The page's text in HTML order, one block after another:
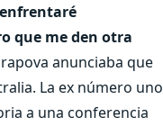
que me den otra
anunciaba que
La ex número uno
a una conferencia